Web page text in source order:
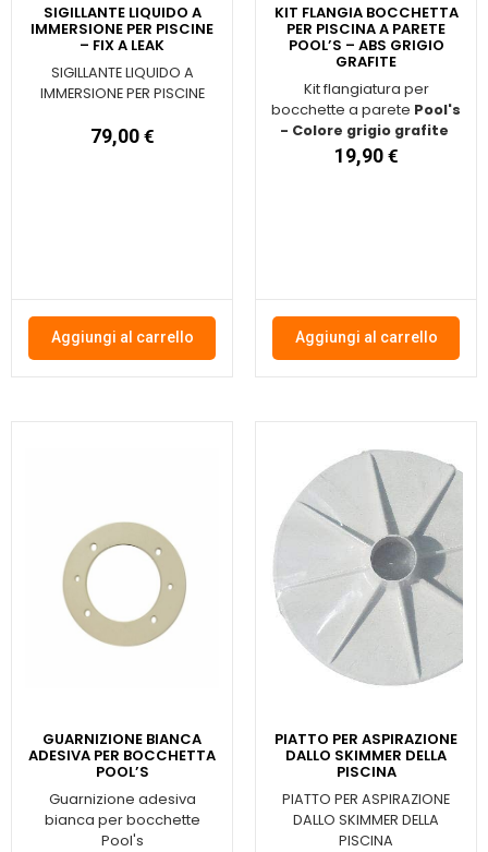
SIGILLANTE LIQUIDO A
IMMERSIONE PER PISCINE
– FIX A LEAK
SIGILLANTE LIQUIDO A
IMMERSIONE PER PISCINE
79,00 €
Aggiungi al carrello
KIT FLANGIA BOCCHETTA
PER PISCINA A PARETE
POOL’S – ABS GRIGIO
GRAFITE
Kit flangiatura per
bocchette a parete Pool's
- Colore grigio grafite
19,90 €
Aggiungi al carrello
GUARNIZIONE BIANCA
ADESIVA PER BOCCHETTA
POOL’S
Guarnizione adesiva
bianca per bocchette
Pool's
PIATTO PER ASPIRAZIONE
DALLO SKIMMER DELLA
PISCINA
PIATTO PER ASPIRAZIONE
DALLO SKIMMER DELLA
PISCINA